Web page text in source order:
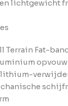
lichtgewicht
Terrain Fat-
lithium-